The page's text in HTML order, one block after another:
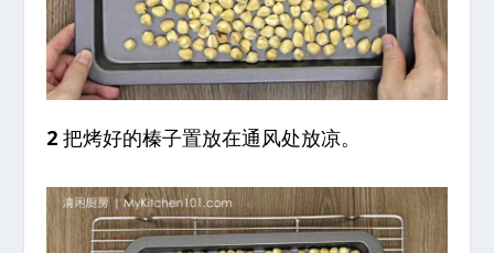
2 把烤好的榛子置放在通风处放凉。